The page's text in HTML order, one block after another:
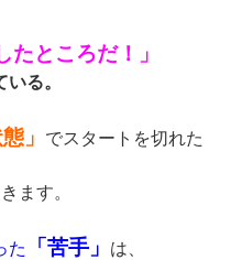
たところだ！」
る。
」
でスタートを切れた
ます。
た 「苦手」
は、